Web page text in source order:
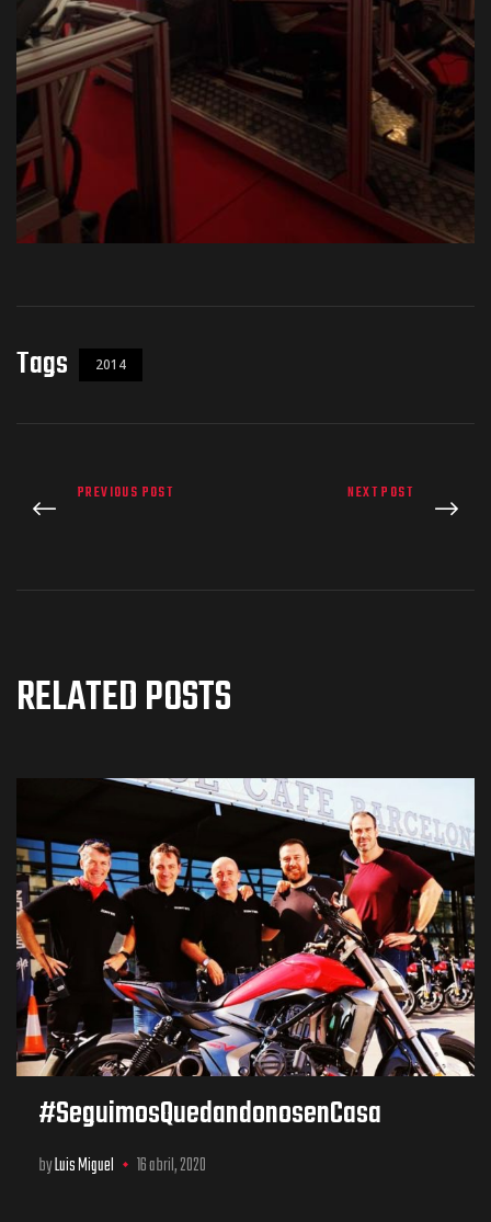
Tags 2014
PREVIOUS POST NEXT POST
RELATED POSTS
#SeguimosQuedandonosenCasa
byLuis Miguel 16 abril, 2020